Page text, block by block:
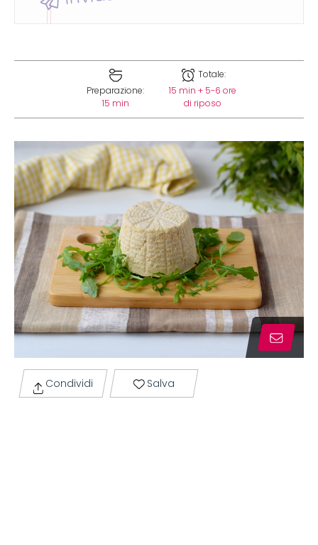
Preparazione:
15 min
Totale:
15 min + 5-6 ore
di riposo
Condividi Salva